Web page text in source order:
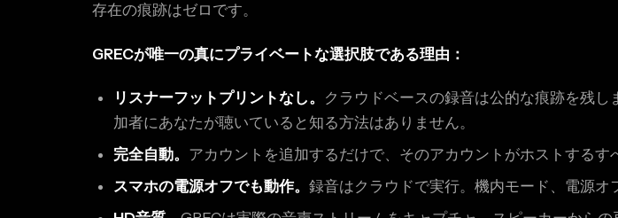
存在の痕跡はゼロです。
GRECが唯一の真にプライベートな選択肢である理由：
リスナーフットプリントなし。 クラウドベースの録音は公的な痕跡を残
加者にあなたが聴いていると知る方法はありません。
完全自動。 アカウントを追加するだけで、そのアカウントがホストするす
スマホの電源オフでも動作。 録音はクラウドで実行。機内モード、電源オ